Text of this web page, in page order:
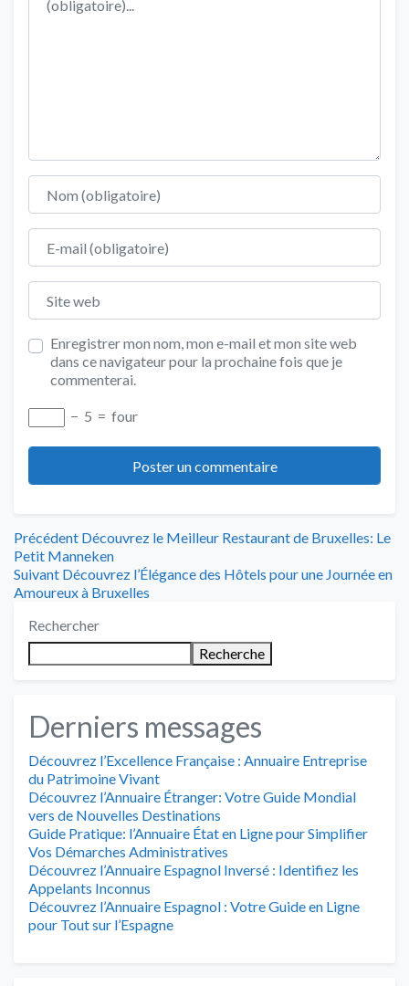
Nom
E-mail
Site web
Enregistrer mon nom, mon e-mail et mon site web
dans ce navigateur pour la prochaine fois que je
commenterai.
− 5 = four
Navigation
de
l’article
Précédent Article
précédent
:
Découvrez le Meilleur Restaurant de Bruxelles: Le
Petit Manneken
Suivant Article
suivant
Découvrez l’Élégance des Hôtels pour une Journée en
Amoureux à Bruxelles
Rechercher
Recherche
Derniers messages
Découvrez l’Excellence Française : Annuaire Entreprise
du Patrimoine Vivant
Découvrez l’Annuaire Étranger: Votre Guide Mondial
vers de Nouvelles Destinations
Guide Pratique: l’Annuaire État en Ligne pour Simplifier
Vos Démarches Administratives
Découvrez l’Annuaire Espagnol Inversé : Identifiez les
Appelants Inconnus
Découvrez l’Annuaire Espagnol : Votre Guide en Ligne
pour Tout sur l’Espagne